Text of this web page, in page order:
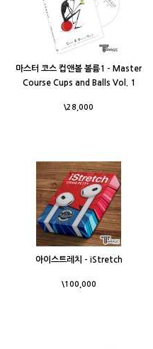
마스터 코스 컵앤볼 볼륨1 - Master
Course Cups and Balls Vol. 1
\28,000
아이스트레치 - iStretch
\100,000